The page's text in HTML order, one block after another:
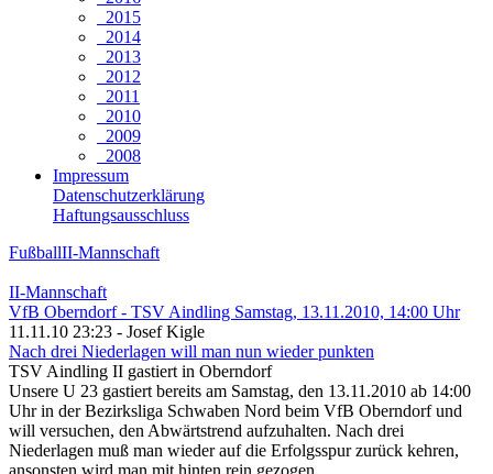
2015
2014
2013
2012
2011
2010
2009
2008
Impressum
Datenschutzerklärung
Haftungsausschluss
FußballII-Mannschaft
II-Mannschaft
VfB Oberndorf - TSV Aindling Samstag, 13.11.2010, 14:00 Uhr
11.11.10 23:23 - Josef Kigle
Nach drei Niederlagen will man nun wieder punkten
TSV Aindling II gastiert in Oberndorf
Unsere U 23 gastiert bereits am Samstag, den 13.11.2010 ab 14:00
Uhr in der Bezirksliga Schwaben Nord beim VfB Oberndorf und
will versuchen, den Abwärtstrend aufzuhalten. Nach drei
Niederlagen muß man wieder auf die Erfolgsspur zurück kehren,